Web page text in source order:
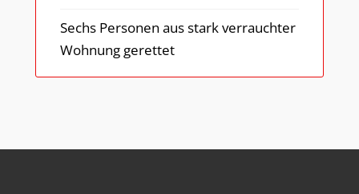
Sechs Personen aus stark verrauchter
Wohnung gerettet